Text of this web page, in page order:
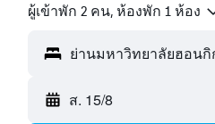
ผู้เข้าพัก 2 คน, ห้องพัก 1 ห้อง
ย่านมหาวิทยาลัยฮอนกิ
ส. 15/8